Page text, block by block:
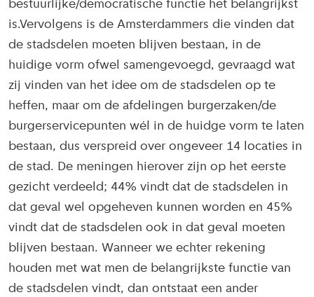
bestuurlijke/democratische functie het belangrijkst
is.Vervolgens is de Amsterdammers die vinden dat
de stadsdelen moeten blijven bestaan, in de
huidige vorm ofwel samengevoegd, gevraagd wat
zij vinden van het idee om de stadsdelen op te
heffen, maar om de afdelingen burgerzaken/de
burgerservicepunten wél in de huidge vorm te laten
bestaan, dus verspreid over ongeveer 14 locaties in
de stad. De meningen hierover zijn op het eerste
gezicht verdeeld; 44% vindt dat de stadsdelen in
dat geval wel opgeheven kunnen worden en 45%
vindt dat de stadsdelen ook in dat geval moeten
blijven bestaan. Wanneer we echter rekening
houden met wat men de belangrijkste functie van
de stadsdelen vindt, dan ontstaat een ander